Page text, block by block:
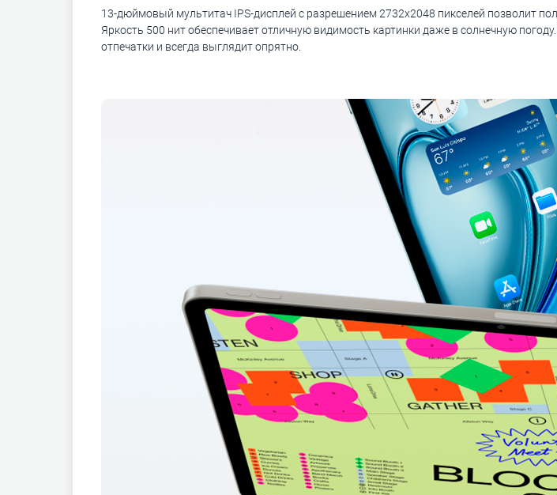
13-дюймовый мультитач IPS-дисплей с разрешением 2732x2048 пикселей позволит
Яркость 500 нит обеспечивает отличную видимость картинки даже в солнечную
отпечатки и всегда выглядит опрятно.